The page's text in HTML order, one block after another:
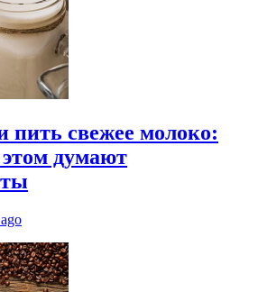
пить свежее молоко:
думают